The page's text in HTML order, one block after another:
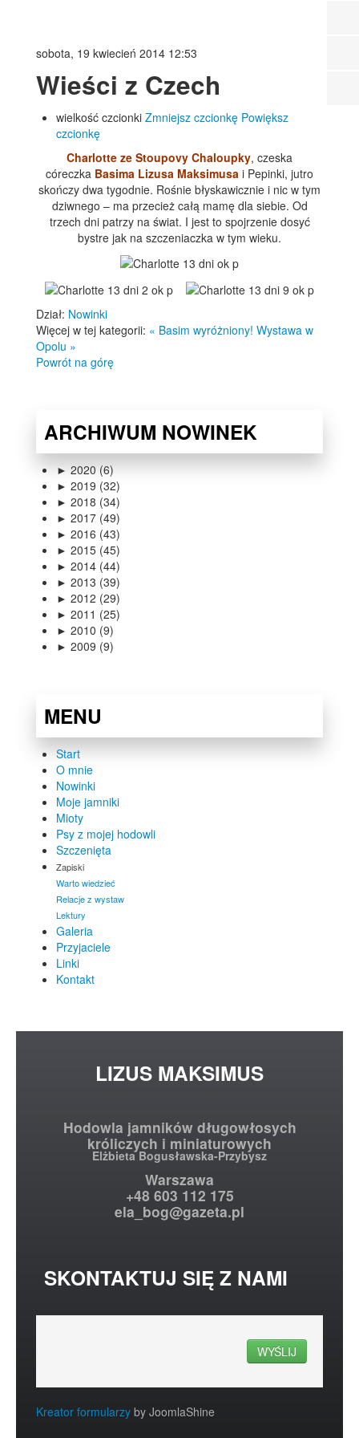
sobota, 19 kwiecień 2014 12:53
Wieści z Czech
wielkość czcionki Zmniejsz czcionkę Powiększ
czcionkę
Charlotte ze Stoupovy Chaloupky, czeska
córeczka Basima Lizusa Maksimusa i Pepinki, jutro
skończy dwa tygodnie. Rośnie błyskawicznie i nic w tym
dziwnego – ma przecież całą mamę dla siebie. Od
trzech dni patrzy na świat. I jest to spojrzenie dosyć
bystre jak na szczeniaczka w tym wieku.
Dział: Nowinki
Więcej w tej kategorii: « Basim wyróżniony! Wystawa w
Opolu »
Powrót na górę
ARCHIWUM NOWINEK
► 2020 (6)
► 2019 (32)
► 2018 (34)
► 2017 (49)
► 2016 (43)
► 2015 (45)
► 2014 (44)
► 2013 (39)
► 2012 (29)
► 2011 (25)
► 2010 (9)
► 2009 (9)
MENU
Start
O mnie
Nowinki
Moje jamniki
Mioty
Psy z mojej hodowli
Szczenięta
Zapiski
Warto wiedzieć
Relacje z wystaw
Lektury
Galeria
Przyjaciele
Linki
Kontakt
LIZUS MAKSIMUS
Hodowla jamników długowłosych
króliczych i miniaturowych
Elżbieta Bogusławska-Przybysz
Warszawa
+48 603 112 175
ela_bog@gazeta.pl
SKONTAKTUJ SIĘ Z NAMI
WYŚLIJ
Kreator formularzy by JoomlaShine